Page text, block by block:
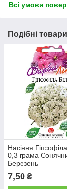
Всі умови
Подібні
Насіння
0,3 грама
Березень
7,50 ₴